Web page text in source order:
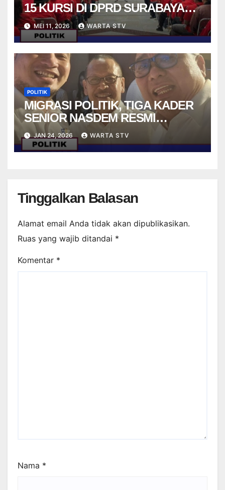
15 KURSI DI DPRD SURABAYA
PADA PEMILU 2029
MEI 11, 2026 WARTA STV
POLITIK
MIGRASI POLITIK, TIGA KADER
SENIOR NASDEM RESMI
BERGABUNG DENGAN PSI
JAN 24, 2026 WARTA STV
Tinggalkan Balasan
Alamat email Anda tidak akan dipublikasikan.
Ruas yang wajib ditandai *
Komentar *
Nama *